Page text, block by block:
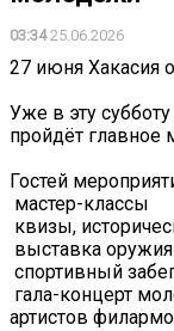
03:3425.06.2026
27 июня Хакасия
Уже в эту
пройдёт главное
Гостей
️ мастер-классы
квизы,
выставка
спортивный
гала-концерт
артистов